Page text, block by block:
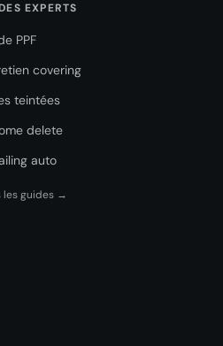
EXPERTS
PPF
covering
teintées
delete
auto
les guides →